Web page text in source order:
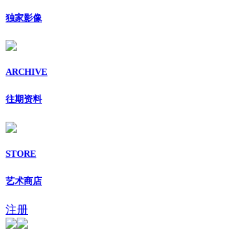
独家影像
ARCHIVE
往期资料
STORE
艺术商店
注册